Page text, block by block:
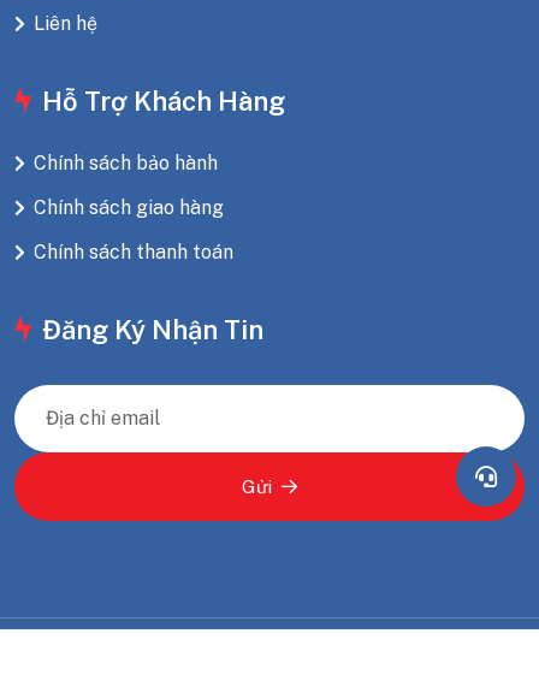
Liên hệ
Hỗ Trợ Khách Hàng
Chính sách bảo hành
Chính sách giao hàng
Chính sách thanh toán
Đăng Ký Nhận Tin
Gửi